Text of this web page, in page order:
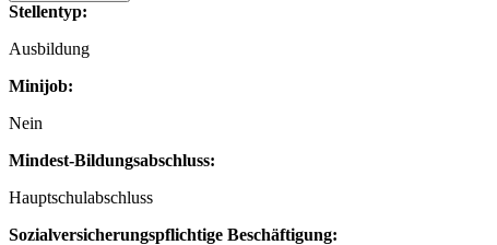
Stellentyp:
Ausbildung
Minijob:
Nein
Mindest-Bildungsabschluss:
Hauptschulabschluss
Sozialversicherungspflichtige Beschäftigung: